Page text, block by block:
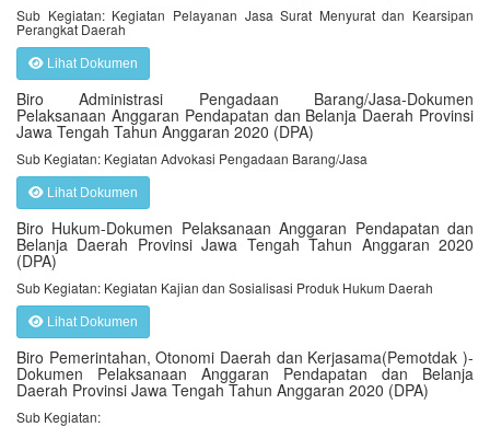
Sub Kegiatan: Kegiatan Pelayanan Jasa Surat Menyurat dan Kearsipan
Perangkat Daerah
Lihat Dokumen
Biro Administrasi Pengadaan Barang/Jasa-Dokumen
Pelaksanaan Anggaran Pendapatan dan Belanja Daerah Provinsi
Jawa Tengah Tahun Anggaran 2020 (DPA)
Sub Kegiatan: Kegiatan Advokasi Pengadaan Barang/Jasa
Lihat Dokumen
Biro Hukum-Dokumen Pelaksanaan Anggaran Pendapatan dan
Belanja Daerah Provinsi Jawa Tengah Tahun Anggaran 2020
(DPA)
Sub Kegiatan: Kegiatan Kajian dan Sosialisasi Produk Hukum Daerah
Lihat Dokumen
Biro Pemerintahan, Otonomi Daerah dan Kerjasama(Pemotdak )-
Dokumen Pelaksanaan Anggaran Pendapatan dan Belanja
Daerah Provinsi Jawa Tengah Tahun Anggaran 2020 (DPA)
Sub Kegiatan: